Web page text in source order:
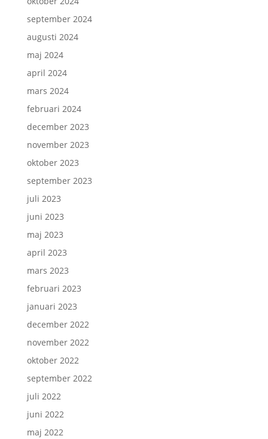
september 2024
augusti 2024
maj 2024
april 2024
mars 2024
februari 2024
december 2023
november 2023
oktober 2023
september 2023
juli 2023
juni 2023
maj 2023
april 2023
mars 2023
februari 2023
januari 2023
december 2022
november 2022
oktober 2022
september 2022
juli 2022
juni 2022
maj 2022